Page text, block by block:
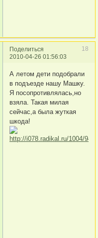
Поделиться
18
2010-04-26 01:56:03
А летом дети подобрали
в подъезде нашу Машку.
Я посопротивлялась,но
взяла. Такая милая
сейчас,а была жуткая
шкода!